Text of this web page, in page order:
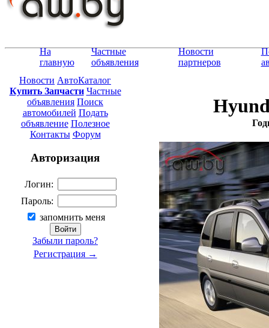
На
главную
Частные
объявления
Новости
партнеров
Новости АвтоКаталог
Купить Запчасти Частные
объявления Поиск
автомобилей Подать
объявление Полезное
Контакты Форум
Авторизация
Логин:
Пароль:
запомнить меня
Забыли пароль?
Регистрация →